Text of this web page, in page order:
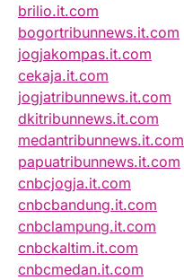
brilio.it.com
bogortribunnews.it.com
jogjakompas.it.com
cekaja.it.com
jogjatribunnews.it.com
dkitribunnews.it.com
medantribunnews.it.com
papuatribunnews.it.com
cnbcjogja.it.com
cnbcbandung.it.com
cnbclampung.it.com
cnbckaltim.it.com
cnbcmedan.it.com